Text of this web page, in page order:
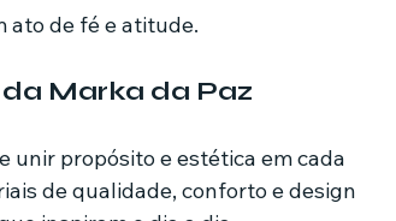
ato de fé e atitude.
Marka da Paz
unir propósito e estética em cada
de qualidade, conforto e design